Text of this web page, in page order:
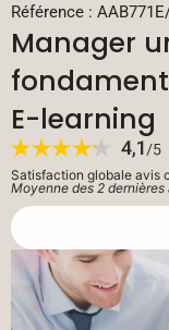
Référence : AAB771E
Manager
E-learning
Satisfaction globale avis
Moyenne des 2 dernières